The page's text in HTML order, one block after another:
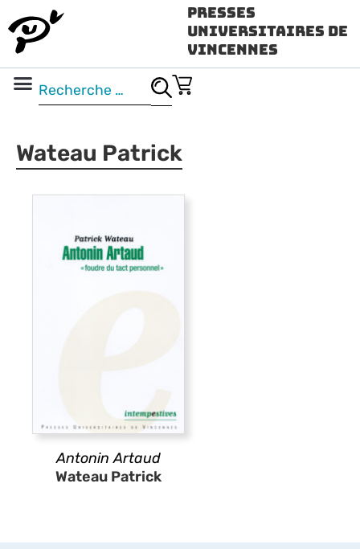
Presses
Universitaires de
Vincennes
Wateau Patrick
Antonin Artaud
Wateau Patrick